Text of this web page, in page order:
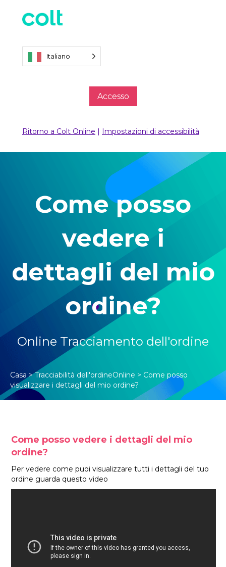
Italiano
Accesso
Ritorno a Colt Online Impostazioni di accessibilità
Come posso
vedere i
dettagli del mio
ordine?
Online Tracciamento dell'ordine
Casa>Tracciabilità dell'ordineOnline > Come posso
visualizzare i dettagli del mio ordine?
Come posso vedere i dettagli del mio
ordine?
Per vedere come puoi visualizzare tutti i dettagli del tuo
ordine guarda questo video